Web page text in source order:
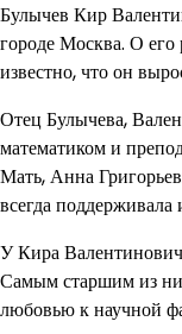
Булычев Кир
городе Москва. О его
известно, что он
Отец Булычева,
математиком и
Мать, Анна
всегда
У Кира
Самым старшим из
любовью к научной